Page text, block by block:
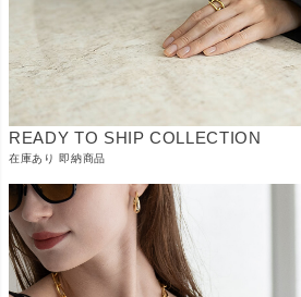
READY TO SHIP COLLECTION
在庫あり 即納商品